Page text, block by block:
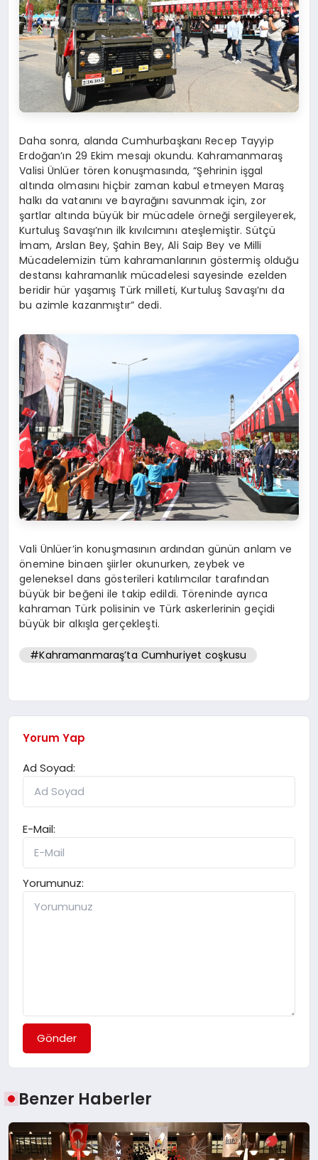
Daha sonra, alanda Cumhurbaşkanı Recep Tayyip
Erdoğan’ın 29 Ekim mesajı okundu. Kahramanmaraş
Valisi Ünlüer tören konuşmasında, “Şehrinin işgal
altında olmasını hiçbir zaman kabul etmeyen Maraş
halkı da vatanını ve bayrağını savunmak için, zor
şartlar altında büyük bir mücadele örneği sergileyerek,
Kurtuluş Savaşı’nın ilk kıvılcımını ateşlemiştir. Sütçü
İmam, Arslan Bey, Şahin Bey, Ali Saip Bey ve Milli
Mücadelemizin tüm kahramanlarının göstermiş olduğu
destansı kahramanlık mücadelesi sayesinde ezelden
beridir hür yaşamış Türk milleti, Kurtuluş Savaşı’nı da
bu azimle kazanmıştır” dedi.
Vali Ünlüer’in konuşmasının ardından günün anlam ve
önemine binaen şiirler okunurken, zeybek ve
geleneksel dans gösterileri katılımcılar tarafından
büyük bir beğeni ile takip edildi. Töreninde ayrıca
kahraman Türk polisinin ve Türk askerlerinin geçidi
büyük bir alkışla gerçekleşti.
#Kahramanmaraş’ta Cumhuriyet coşkusu
Yorum Yap
Ad Soyad:
E-Mail:
Yorumunuz:
Gönder
Benzer Haberler